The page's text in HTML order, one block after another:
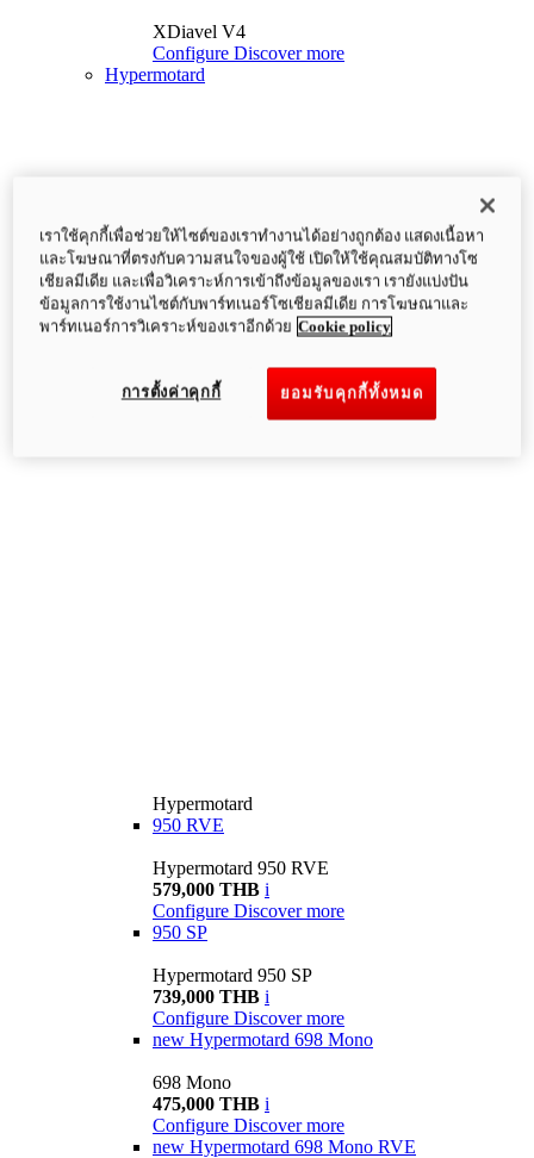
XDiavel V4
Configure Discover more
Hypermotard
Hypermotard
950 RVE
Hypermotard 950 RVE
579,000 THB i
Configure Discover more
950 SP
Hypermotard 950 SP
739,000 THB i
Configure Discover more
new Hypermotard 698 Mono
698 Mono
475,000 THB i
Configure Discover more
new Hypermotard 698 Mono RVE
เราใช้คุกกี้เพื่อช่วยให้ไซต์ของเราทำงานได้อย่างถูกต้อง แสดงเนื้อหา
และโฆษณาที่ตรงกับความสนใจของผู้ใช้ เปิดให้ใช้คุณสมบัติทางโซ
เชียลมีเดีย และเพื่อวิเคราะห์การเข้าถึงข้อมูลของเรา เรายังแบ่งปัน
ข้อมูลการใช้งานไซต์กับพาร์ทเนอร์โซเชียลมีเดีย การโฆษณาและ
พาร์ทเนอร์การวิเคราะห์ของเราอีกด้วย Cookie policy
ยอมรับคุกกี้ทั้งหมด
การตั้งค่าคุกกี้